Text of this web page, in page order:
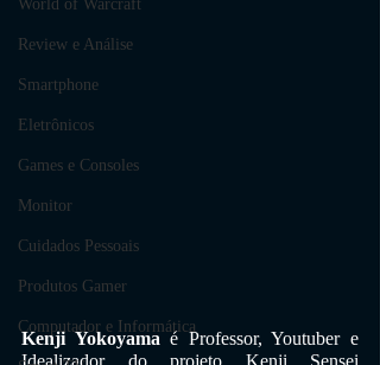
World of Warcraft
Review e Análise
Smartphone
Eletrônicos
Games e Consoles
Monitor
Cuidados Pessoais
Produtos Gamer
Computador e Informática
Kenji Yokoyama é Professor, Youtuber e
Idealizador do projeto Kenji Sensei